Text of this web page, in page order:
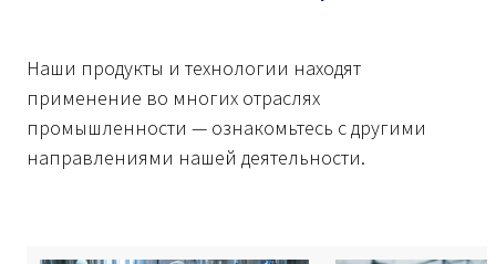
Наши продукты и технологии находят
применение во многих отраслях
промышленности — ознакомьтесь с другими
направлениями нашей деятельности.